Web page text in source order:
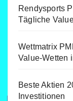
Rendysports
Tägliche
Wettmatrix
Value-Wetten
Beste Aktien
Investitionen